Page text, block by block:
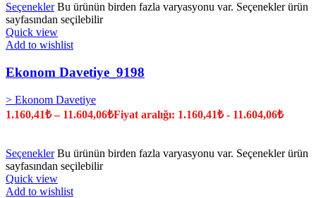
Seçenekler Bu ürünün birden fazla varyasyonu var. Seçenekler ürün
sayfasından seçilebilir
Quick view
Add to wishlist
Ekonom Davetiye_9198
> Ekonom Davetiye
1.160,41₺ – 11.604,06₺Fiyat aralığı: 1.160,41₺ - 11.604,06₺
Seçenekler Bu ürünün birden fazla varyasyonu var. Seçenekler ürün
sayfasından seçilebilir
Quick view
Add to wishlist